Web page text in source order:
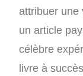
attribuer une
un article
célèbre
livre à